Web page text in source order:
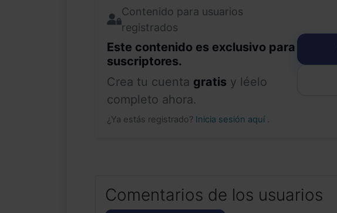
Contenido para usuarios
registrados
Este contenido es exclusivo para
suscriptores.
Crea tu cuenta gratis y léelo
completo ahora.
¿Ya estás registrado? Inicia sesión aquí .
Comentarios de los usuarios